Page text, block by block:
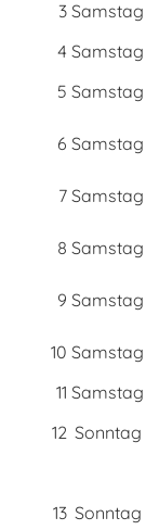
3 Samstag
4 Samstag
5 Samstag
6 Samstag
7 Samstag
8 Samstag
9 Samstag
10 Samstag
11 Samstag
12 Sonntag
13 Sonntag